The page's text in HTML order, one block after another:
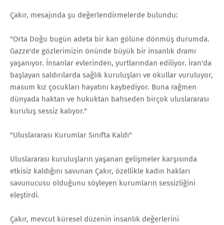
Çakır, mesajında şu değerlendirmelerde bulundu:
"Orta Doğu bugün adeta bir kan gölüne dönmüş durumda.
Gazze'de gözlerimizin önünde büyük bir insanlık dramı
yaşanıyor. İnsanlar evlerinden, yurtlarından ediliyor. İran'da
başlayan saldırılarda sağlık kuruluşları ve okullar vuruluyor,
masum kız çocukları hayatını kaybediyor. Buna rağmen
dünyada haktan ve hukuktan bahseden birçok uluslararası
kuruluş sessiz kalıyor."
"Uluslararası Kurumlar Sınıfta Kaldı"
Uluslararası kuruluşların yaşanan gelişmeler karşısında
etkisiz kaldığını savunan Çakır, özellikle kadın hakları
savunucusu olduğunu söyleyen kurumların sessizliğini
eleştirdi.
Çakır, mevcut küresel düzenin insanlık değerlerini